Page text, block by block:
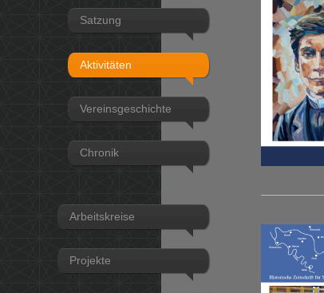
Satzung
Aktivitäten
Vereinsgeschichte
Chronik
Arbeitskreise
Projekte